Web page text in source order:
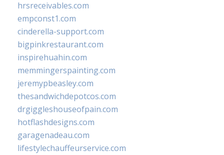
hrsreceivables.com
empconst1.com
cinderella-support.com
bigpinkrestaurant.com
inspirehuahin.com
memmingerspainting.com
jeremypbeasley.com
thesandwichdepotcos.com
drgiggleshouseofpain.com
hotflashdesigns.com
garagenadeau.com
lifestylechauffeurservice.com